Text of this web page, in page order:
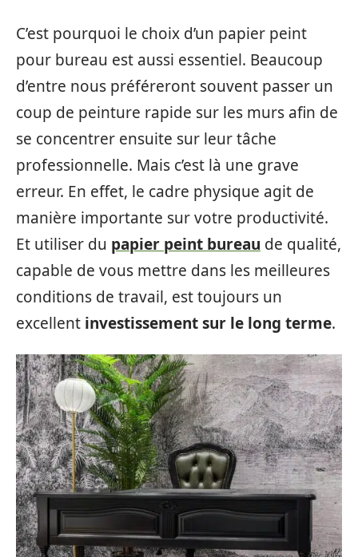
C’est pourquoi le choix d’un papier peint
pour bureau est aussi essentiel. Beaucoup
d’entre nous préféreront souvent passer un
coup de peinture rapide sur les murs afin de
se concentrer ensuite sur leur tâche
professionnelle. Mais c’est là une grave
erreur. En effet, le cadre physique agit de
manière importante sur votre productivité.
Et utiliser du papier peint bureau de qualité,
capable de vous mettre dans les meilleures
conditions de travail, est toujours un
excellent investissement sur le long terme.